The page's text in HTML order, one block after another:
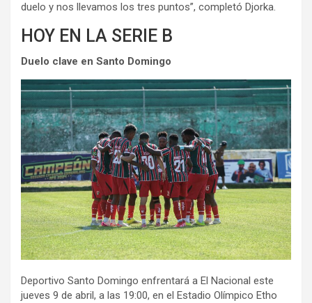
duelo y nos llevamos los tres puntos”, completó Djorka.
HOY EN LA SERIE B
Duelo clave en Santo Domingo
Deportivo Santo Domingo enfrentará a El Nacional este
jueves 9 de abril, a las 19:00, en el Estadio Olímpico Etho